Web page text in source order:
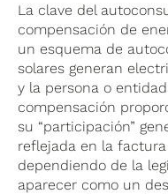
La clave del
compensación de
un esquema de
solares generan
y la persona o
compensación
su “participación”
reflejada en la
dependiendo de la
aparecer como un